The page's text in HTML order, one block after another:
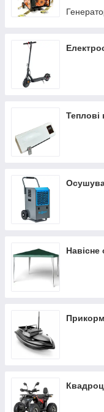
Теплові
Навісне